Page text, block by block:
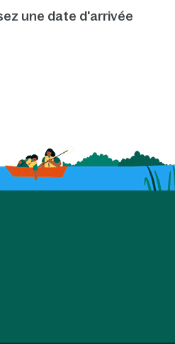
une date d'arrivée